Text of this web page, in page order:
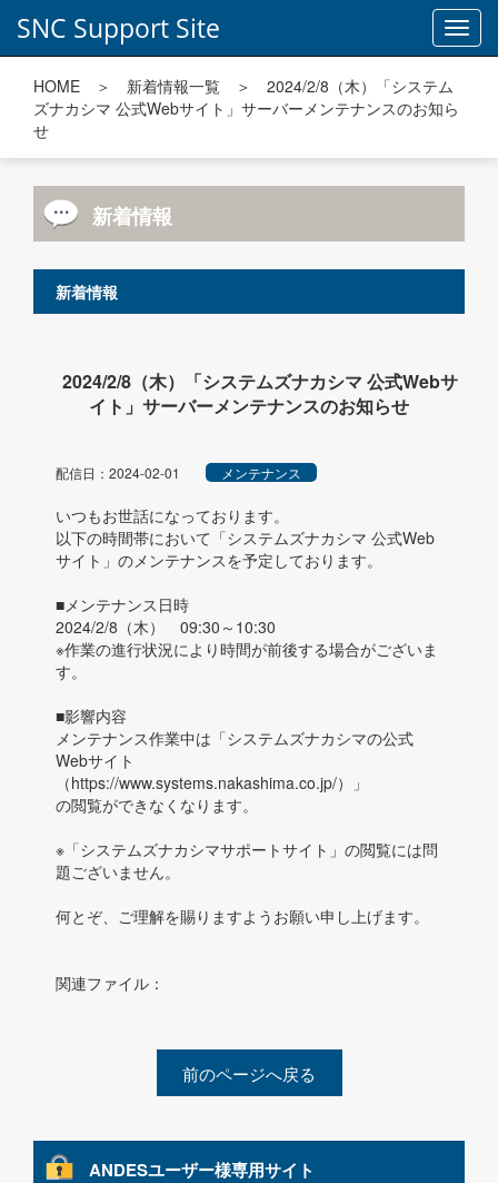
SNC Support Site
HOME ＞ 新着情報一覧 ＞ 2024/2/8（木）「システム
ズナカシマ 公式Webサイト」サーバーメンテナンスのお知ら
せ
新着情報
新着情報
2024/2/8（木）「システムズナカシマ 公式Webサ
イト」サーバーメンテナンスのお知らせ
配信日：2024-02-01 メンテナンス
いつもお世話になっております。
以下の時間帯において「システムズナカシマ 公式Web
サイト」のメンテナンスを予定しております。
■メンテナンス日時
2024/2/8（木） 09:30～10:30
※作業の進行状況により時間が前後する場合がございま
す。
■影響内容
メンテナンス作業中は「システムズナカシマの公式
Webサイト
（https://www.systems.nakashima.co.jp/）」
の閲覧ができなくなります。
※「システムズナカシマサポートサイト」の閲覧には問
題ございません。
何とぞ、ご理解を賜りますようお願い申し上げます。
関連ファイル：
前のページへ戻る
ANDESユーザー様専用サイト